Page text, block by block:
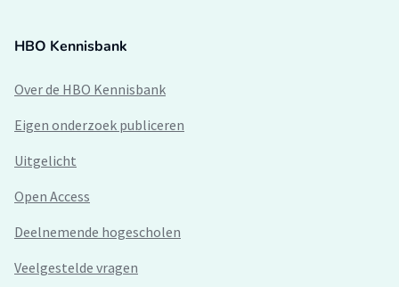
HBO Kennisbank
Over de HBO Kennisbank
Eigen onderzoek publiceren
Uitgelicht
Open Access
Deelnemende hogescholen
Veelgestelde vragen